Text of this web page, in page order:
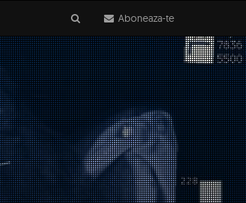
Aboneaza-te